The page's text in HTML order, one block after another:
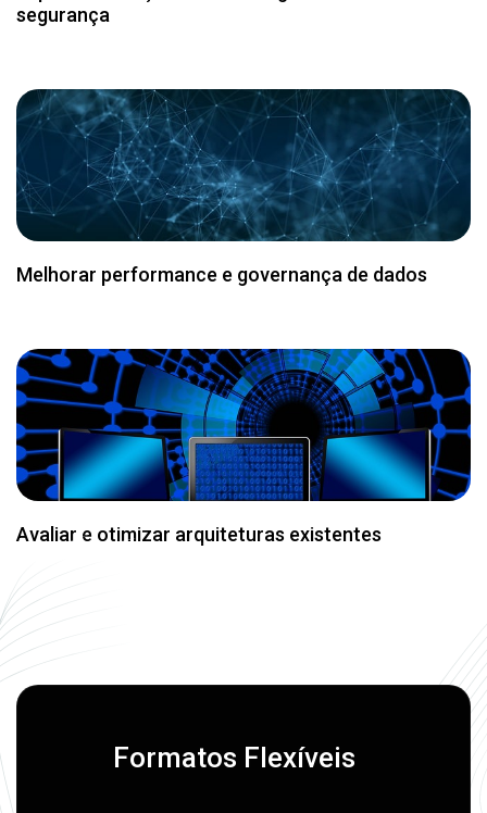
Avaliar e otimizar arquiteturas existentes
Formatos Flexíveis
Aprendizado que se adapta à sua rotina
Aulas ao vivo ou gravadas
Mentorias individuais ou em grupo